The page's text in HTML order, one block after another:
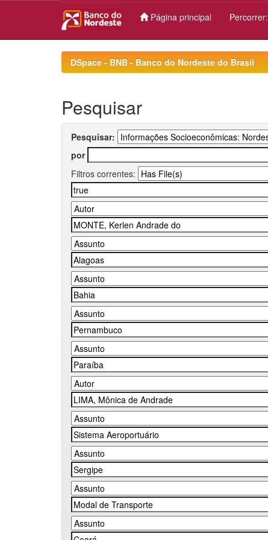
Página principal Percorrer:
DSpace - BNB - Banco do Nordeste do Brasil
Pesquisar
Pesquisar:
por
Filtros correntes: